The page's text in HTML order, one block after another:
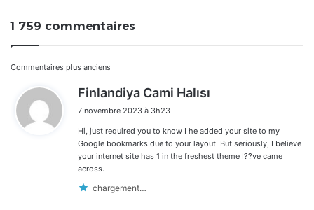
1 759 commentaires
Navigation
dans
les
commentaires
Commentaires plus anciens
Finlandiya Cami Halısı
:
7 novembre 2023 à 3h23
Hi, just required you to know I he added your site to my
Google bookmarks due to your layout. But seriously, I believe
your internet site has 1 in the freshest theme I??ve came
across.
chargement…